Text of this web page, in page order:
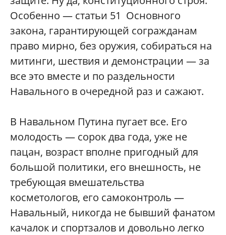
Особенно — статьи 51 Основного
закона, гарантирующей согражданам
право мирно, без оружия, собираться на
митинги, шествия и демонстрации — за
все это вместе и по раздельности
Навального в очередной раз и сажают.
В Навальном Путина пугает все. Его
молодость — сорок два года, уже не
пацан, возраст вполне пригодный для
большой политики, его внешность, не
требующая вмешательства
косметологов, его самоконтроль —
Навальный, никогда не бывший фанатом
качалок и спортзалов и довольно легко